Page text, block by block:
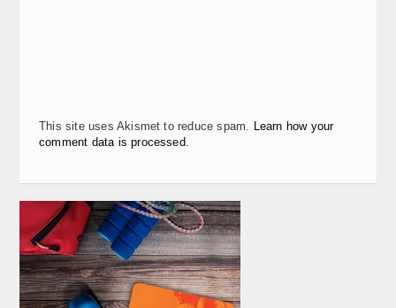
This site uses Akismet to reduce spam. Learn how your
comment data is processed.